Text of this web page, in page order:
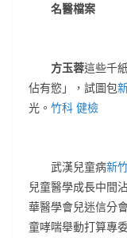
名醫檔案
方玉蓉這些千
佔有慾」，試圖包
光。 竹科 健檢
武漢兒童病新
兒童醫學成長中間
華醫學會兒迷信分
童哮喘舉動打算專